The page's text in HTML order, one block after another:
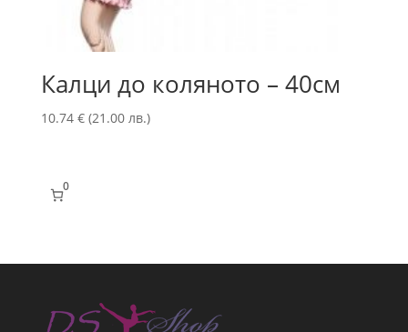
Калци до коляното – 40см
10.74 € (21.00 лв.)
0